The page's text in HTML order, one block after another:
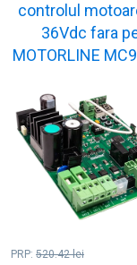
controlul
36Vdc fara
MOTORLINE
PRP: 520.42lei